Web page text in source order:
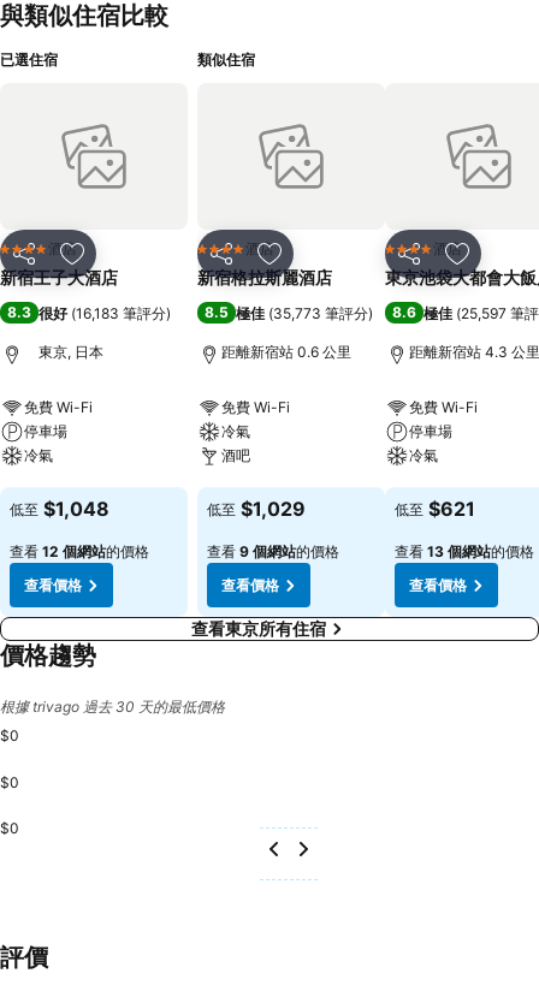
與類似住宿比較
已選住宿
分享 放到收藏夾
4 星級 酒店
新宿王子大酒店
8.3 很好 (16,183 筆評分)
東京, 日本
免費 Wi-Fi
停車場
冷氣
查看價格
低至 $1,048
查看 12 個網站的價格
查看價格
類似住宿
分享 放到收藏夾
4 星級 酒店
新宿格拉斯麗酒店
8.5 極佳 (35,773 筆評分)
距離新宿站 0.6 公里
免費 Wi-Fi
冷氣
酒吧
查看價格
低至 $1,029
查看 9 個網站的價格
查看價格
分享 放到收藏
4 星級 酒店
東京池袋大都會大
8.6 極佳 (25,597 筆
距離新宿站 4.3 公里
免費 Wi-Fi
停車場
冷氣
查看價格
低至 $621
查看 13 個網站的價格
查看價格
查看東京所有住宿
價格趨勢
根據 trivago 過去 30 天的最低價格
$0
$0
$0
評價